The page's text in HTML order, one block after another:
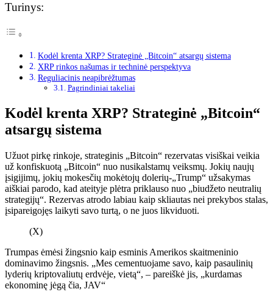
Turinys:
Kodėl krenta XRP? Strateginė „Bitcoin“ atsargų sistema
XRP rinkos našumas ir techninė perspektyva
Reguliacinis neapibrėžtumas
Pagrindiniai takeliai
Kodėl krenta XRP? Strateginė „Bitcoin“
atsargų sistema
Užuot pirkę rinkoje, strateginis „Bitcoin“ rezervatas visiškai veikia
už konfiskuotą „Bitcoin“ nuo nusikalstamų veiksmų. Jokių naujų
įsigijimų, jokių mokesčių mokėtojų dolerių-„Trump“ užsakymas
aiškiai parodo, kad ateityje plėtra priklauso nuo „biudžeto neutralių
strategijų“. Rezervas atrodo labiau kaip skliautas nei prekybos stalas,
įsipareigojęs laikyti savo turtą, o ne juos likviduoti.
(X)
Trumpas ėmėsi žingsnio kaip esminis Amerikos skaitmeninio
dominavimo žingsnis. „Mes cementuojame savo, kaip pasaulinių
lyderių kriptovaliutų erdvėje, vietą“, – pareiškė jis, „kurdamas
ekonominę jėgą čia, JAV“